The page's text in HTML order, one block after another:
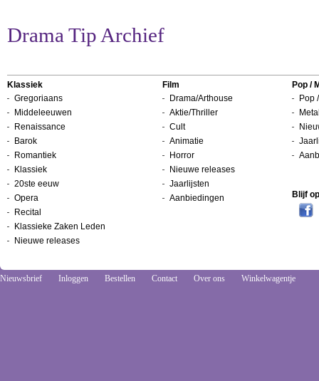
Drama Tip Archief
Klassiek
Gregoriaans
Middeleeuwen
Renaissance
Barok
Romantiek
Klassiek
20ste eeuw
Opera
Recital
Klassieke Zaken Leden
Nieuwe releases
Film
Drama/Arthouse
Aktie/Thriller
Cult
Animatie
Horror
Nieuwe releases
Jaarlijsten
Aanbiedingen
Pop /
Pop
Blijf
Nieuwsbrief Inloggen Bestellen Contact Over ons Winkelwagentje